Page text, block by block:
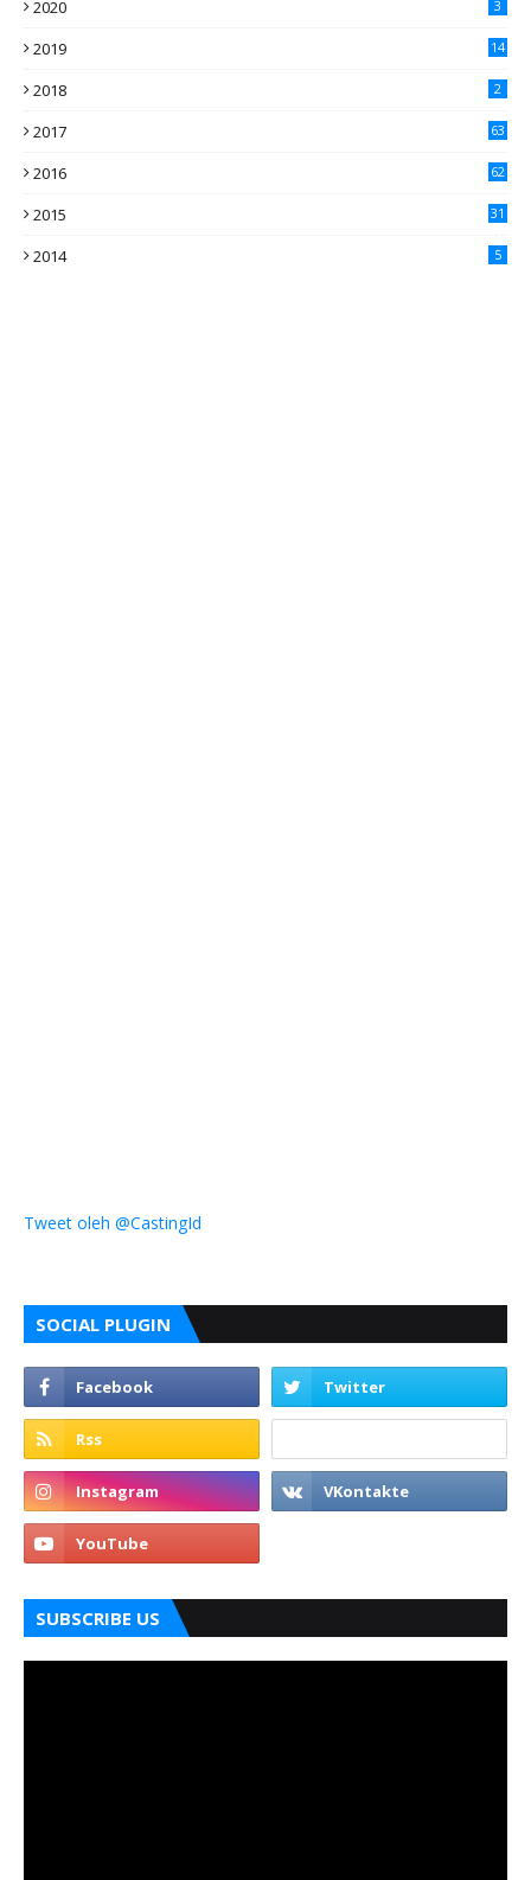
2020 3
2019 14
2018 2
2017 63
2016
62
2015
31
2014 5
Tweet oleh @CastingId
SOCIAL PLUGIN
SUBSCRIBE US